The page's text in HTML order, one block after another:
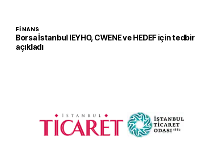
FINANS
Borsa İstanbul IEYHO, CWENE ve HEDEF için tedbir
açıkladı